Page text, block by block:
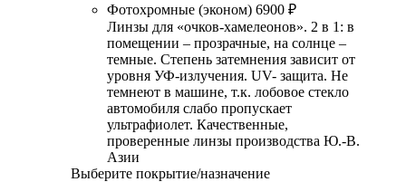
Фотохромные (эконом) 6900 ₽
Линзы для «очков-хамелеонов». 2 в 1: в
помещении – прозрачные, на солнце –
темные. Степень затемнения зависит от
уровня УФ-излучения. UV- защита. Не
темнеют в машине, т.к. лобовое стекло
автомобиля слабо пропускает
ультрафиолет. Качественные,
проверенные линзы производства Ю.-В.
Азии
Выберите покрытие/назначение